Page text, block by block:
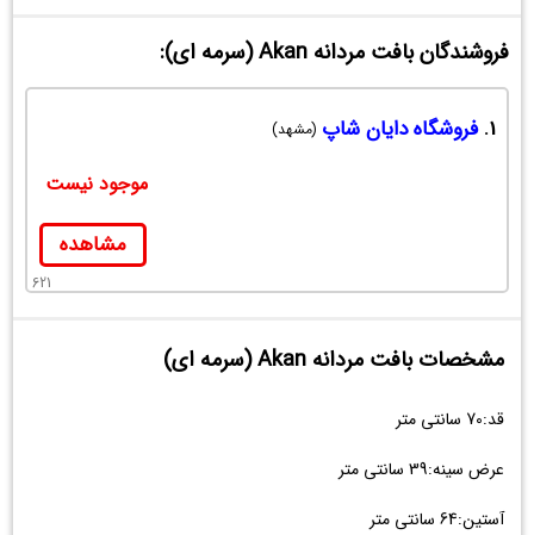
فروشندگان بافت مردانه Akan (سرمه ای):
1. فروشگاه دایان شاپ (مشهد)
موجود نیست
مشاهده
621
مشخصات بافت مردانه Akan (سرمه ای)
قد:70 سانتی متر
عرض سینه:39 سانتی متر
آستین:64 سانتی متر